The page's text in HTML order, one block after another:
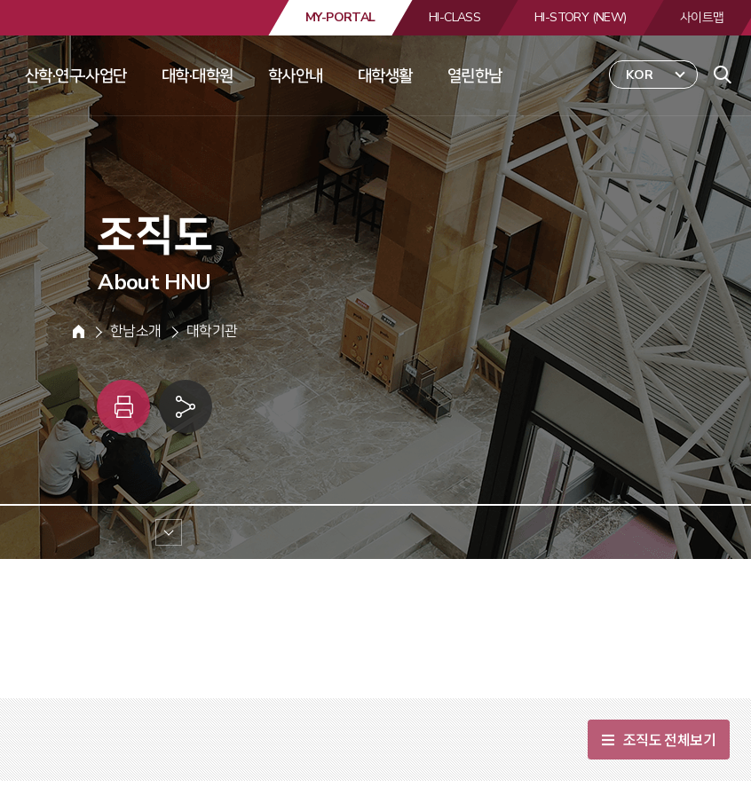
합
검
색
MY-PORTAL HI-CLASS HI-STORY (NEW) 사이트맵
KOR
산학·연구·사업단 대학·대학원 학사안내 대학생활 열린한남
조직도
About HNU
HOME
한남소개 대학기관
쇄
링
크
공유
조직도 전체보기